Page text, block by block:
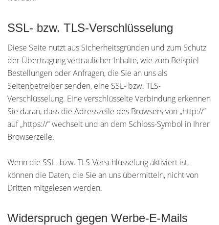
SSL- bzw. TLS-Verschlüsselung
Diese Seite nutzt aus Sicherheitsgründen und zum Schutz
der Übertragung vertraulicher Inhalte, wie zum Beispiel
Bestellungen oder Anfragen, die Sie an uns als
Seitenbetreiber senden, eine SSL- bzw. TLS-
Verschlüsselung. Eine verschlüsselte Verbindung erkennen
Sie daran, dass die Adresszeile des Browsers von „http://“
auf „https://“ wechselt und an dem Schloss-Symbol in Ihrer
Browserzeile.
Wenn die SSL- bzw. TLS-Verschlüsselung aktiviert ist,
können die Daten, die Sie an uns übermitteln, nicht von
Dritten mitgelesen werden.
Widerspruch gegen Werbe-E-Mails